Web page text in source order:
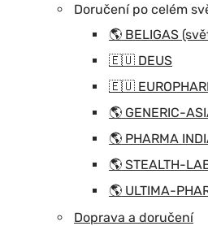
Doručení po celém
🌎 BELIGAS
🇪🇺 DEUS
🇪🇺
🌎 GENERIC-
🌎 PHARMA
🌎 STEALTH-
🌎 ULTIMA-
Doprava a doručení